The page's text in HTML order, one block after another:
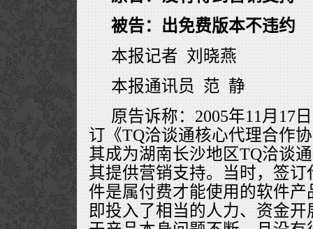
被告：出免费版本不违约
本报记者 刘晓燕
本报通讯员 范 静
原告诉称：2005年11月17
订《TQ洽谈通核心代理合作
其成为湖南长沙地区TQ洽谈
其提供营销支持。当时，签
件是属付费才能使用的软件
即投入了相当的人力、资金